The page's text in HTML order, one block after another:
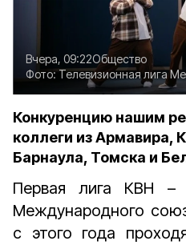
Вчера, 09:22Общество
Фото:Телевизионная лига
Конкуренцию нашим
коллеги из Армавира,
Барнаула, Томска и
Первая лига КВН –
Международного
с этого года